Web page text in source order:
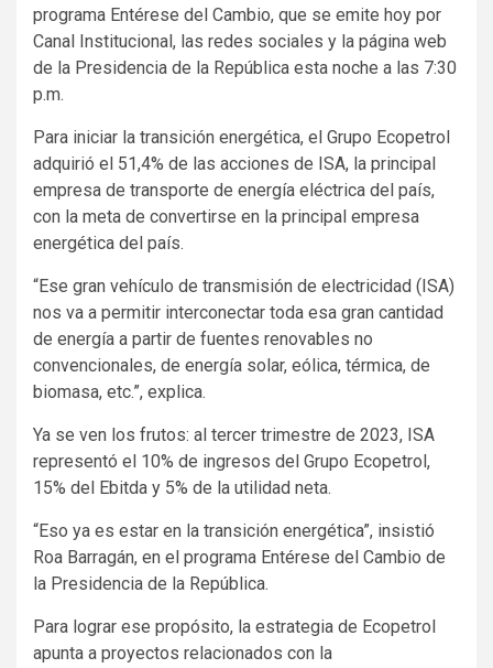
programa Entérese del Cambio, que se emite hoy por
Canal Institucional, las redes sociales y la página web
de la Presidencia de la República esta noche a las 7:30
p.m.
Para iniciar la transición energética, el Grupo Ecopetrol
adquirió el 51,4% de las acciones de ISA​, la principal
empresa de transporte de energía eléctrica del país,
con la meta de convertirse en la principal empresa
energética del país.
“Ese gran vehículo de transmisión de electricidad (ISA)
nos va a permitir interconectar toda esa gran cantidad
de energía a partir de fuentes renovables no
convencionales, de energía solar, eólica, térmica, de
biomasa, etc.”, explica.
Ya se ven los frutos: al tercer trimestre de 2023, ISA
representó el 10% de ingresos del Grupo Ecopetrol,
15% del Ebitda y 5% de la utilidad neta.
“Eso ya es estar en la transición energética”, insistió
Roa Barragán, en el programa Entérese del Cambio de
la Presidencia de la República.
Para lograr ese propósito, la estrategia de Ecopetrol
apunta a proyectos relacionados con la